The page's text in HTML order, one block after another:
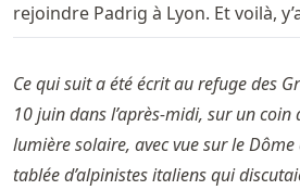
rejoindre Padrig à Lyon. Et voilà,
Ce qui suit a été écrit au refuge des
10 juin dans l’après-midi, sur un
lumière solaire, avec vue sur le Dôme
tablée d’alpinistes italiens qui